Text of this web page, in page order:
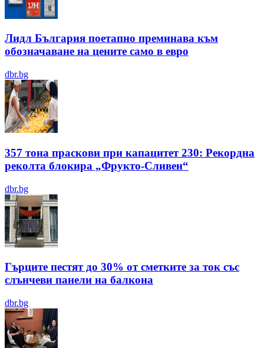
Лидл България поетапно преминава към
обозначаване на цените само в евро
dbr.bg
357 тона праскови при капацитет 230: Рекордна
реколта блокира „Фрукто-Сливен“
dbr.bg
Гърците пестят до 30% от сметките за ток със
слънчеви панели на балкона
dbr.bg